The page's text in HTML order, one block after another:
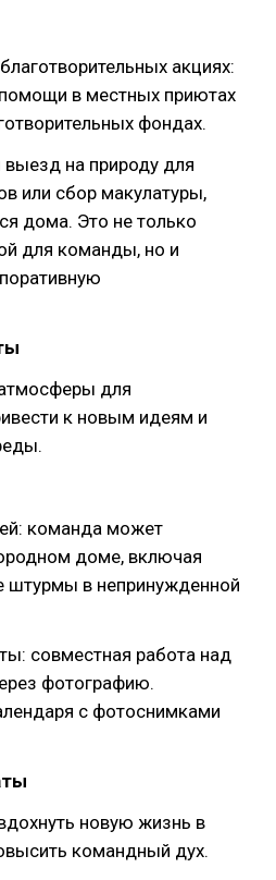
акциях:
в местных приютах
фондах.
на природу для
или сбор макулатуры,
дома. Это не только
для команды, но и
для
к новым идеям и
команда может
доме, включая
штурмы в непринужденной
совместная работа над
фотографию.
с фотоснимками
новую жизнь в
командный дух.